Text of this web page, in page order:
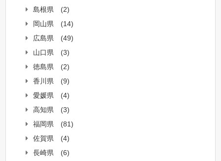
島根県
(2)
岡山県
(14)
広島県
(49)
山口県
(3)
徳島県
(2)
香川県
(9)
愛媛県
(4)
高知県
(3)
福岡県
(81)
佐賀県
(4)
長崎県
(6)